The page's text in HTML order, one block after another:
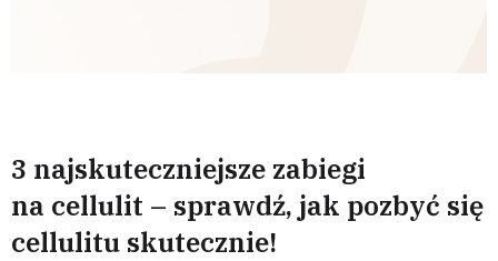
3 najskuteczniejsze zabiegi
na cellulit – sprawdź, jak pozbyć się
cellulitu skutecznie!